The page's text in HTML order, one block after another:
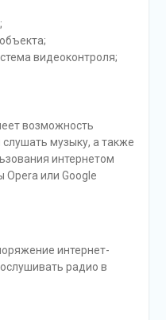
видеоконтроля;
возможность
музыку, а также
интернетом
Opera или Google
интернет-
радио в